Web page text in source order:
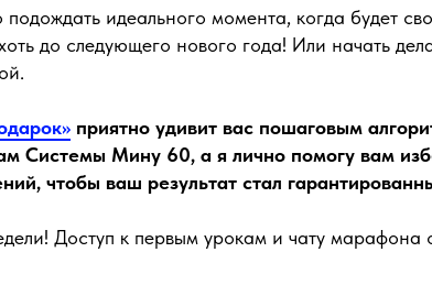
идеального момента, когда будет
до следующего нового года! Или начать
приятно удивит вас пошаговым
Системы Мину 60, а я лично помогу вам
чтобы ваш результат стал
Доступ к первым урокам и чату марафона